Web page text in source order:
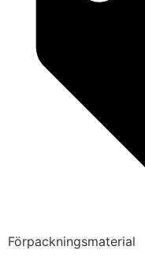
Förpackningsmaterial